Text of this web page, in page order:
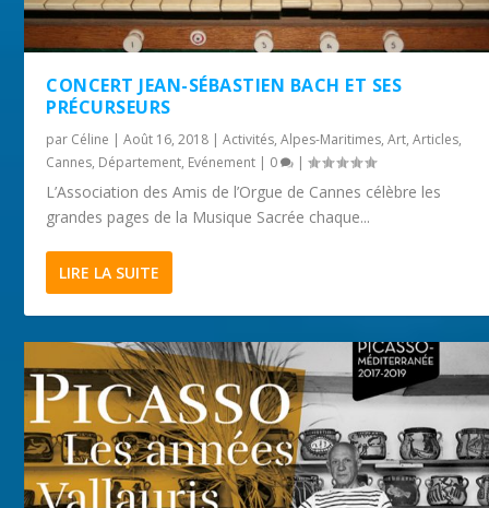
CONCERT JEAN-SÉBASTIEN BACH ET SES
PRÉCURSEURS
par Céline |Août 16, 2018 |Activités,Alpes-Maritimes,Art,Articles,
Cannes, Département, Evénement | 0 |
L’Association des Amis de l’Orgue de Cannes célèbre les
grandes pages de la Musique Sacrée chaque...
LIRE LA SUITE